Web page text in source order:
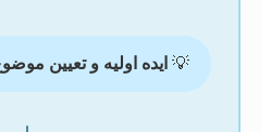
💡 ایده اولیه و تعیین